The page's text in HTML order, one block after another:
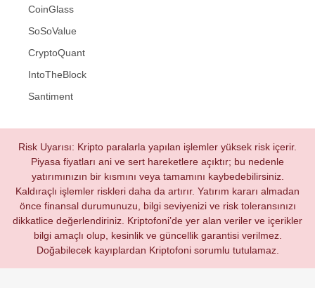
CoinGlass
SoSoValue
CryptoQuant
IntoTheBlock
Santiment
Risk Uyarısı: Kripto paralarla yapılan işlemler yüksek risk içerir.
Piyasa fiyatları ani ve sert hareketlere açıktır; bu nedenle
yatırımınızın bir kısmını veya tamamını kaybedebilirsiniz.
Kaldıraçlı işlemler riskleri daha da artırır. Yatırım kararı almadan
önce finansal durumunuzu, bilgi seviyenizi ve risk toleransınızı
dikkatlice değerlendiriniz. Kriptofoni’de yer alan veriler ve içerikler
bilgi amaçlı olup, kesinlik ve güncellik garantisi verilmez.
Doğabilecek kayıplardan Kriptofoni sorumlu tutulamaz.